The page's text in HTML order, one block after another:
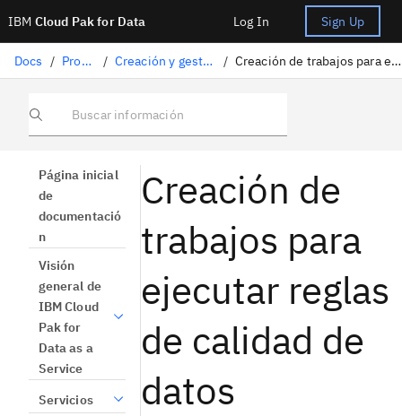
IBM Cloud Pak for Data Log In Sign Up
Docs / Proyectos / Creación y gestión de trabajos / Creación de trabajos para ejecutar reglas de calidad de datos
Buscar información
Página inicial
de
documentació
n
Visión
general de
IBM Cloud
Pak for
Data as a
Service
Servicios
Creación de
trabajos para
ejecutar reglas
de calidad de
datos